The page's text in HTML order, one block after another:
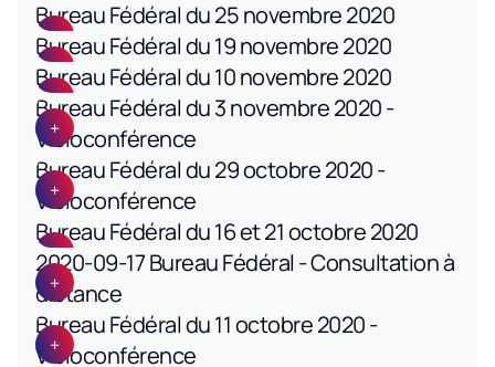
Bureau Fédéral du 25 novembre 2020
Bureau Fédéral du 19 novembre 2020
Bureau Fédéral du 10 novembre 2020
Bureau Fédéral du 3 novembre 2020 -
Visioconférence
Bureau Fédéral du 29 octobre 2020 -
Visioconférence
Bureau Fédéral du 16 et 21 octobre 2020
2020-09-17 Bureau Fédéral - Consultation à
distance
Bureau Fédéral du 11 octobre 2020 -
Visioconférence